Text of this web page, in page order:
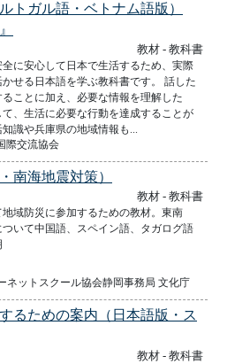
トガル語・ベトナム語版）
教材 - 教科書
に安心して日本で生活するため、実際
せる日本語を学ぶ教科書です。 話した
ることに加え、必要な情報を理解した
て、生活に必要な行動を達成することが
識や兵庫県の地域情報も...
際交流協会
南海地震対策）
教材 - 教科書
域防災に参加するための教材。東南
いて中国語、スペイン語、タガログ語
ネットスクール協会静岡事務局 文化庁
るための案内（日本語版・ス
教材 - 教科書